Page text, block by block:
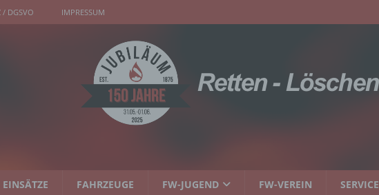
/ DGSVO IMPRESSUM
EINSÄTZE FAHRZEUGE FW-JUGEND FW-VEREIN SERVICE